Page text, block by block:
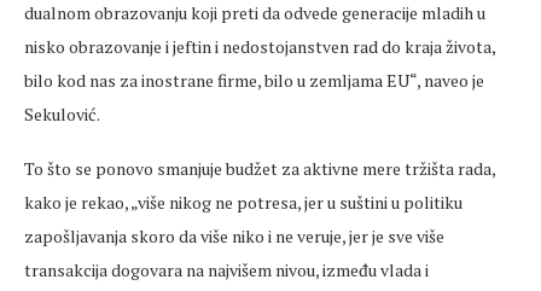
dualnom obrazovanju koji preti da odvede generacije mladih u
nisko obrazovanje i jeftin i nedostojanstven rad do kraja života,
bilo kod nas za inostrane firme, bilo u zemljama EU“, naveo je
Sekulović.
To što se ponovo smanjuje budžet za aktivne mere tržišta rada,
kako je rekao, „više nikog ne potresa, jer u suštini u politiku
zapošljavanja skoro da više niko i ne veruje, jer je sve više
transakcija dogovara na najvišem nivou, između vlada i